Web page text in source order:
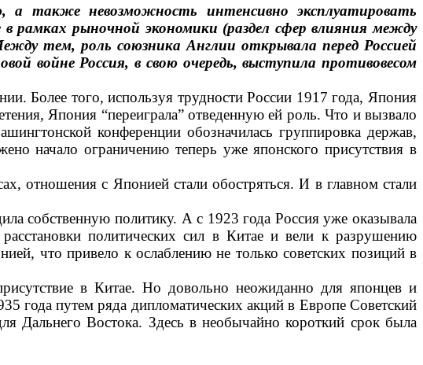
а также не­возможность интенсивно эксплуа­тировать
в рамках рыночной экономики (раз­дел сфер влияния между
тем, роль союзни­ка Англии открывала перед Рос­сией
войне Россия, в свою очередь, выступила противовесом
Более того, используя трудности России 1917 года, Япония
Япония “переиграла” отве­денную ей роль. Что и вызвало
конференции обозначилась группировка держав,
начало ог­раничению теперь уже японского присутст­вия в
отношения с Японией стали обостряться. И в главном стали
собственную политику. А с 1923 года Россия уже оказывала
политических сил в Ки­тае и вели к разрушению
что привело к ослаблению не только совет­ских позиций в
в Китае. Но довольно неожиданно для японцев и
года путем ряда дипломатических акций в Европе Советский
Дальнего Востока. Здесь в необычайно короткий срок была